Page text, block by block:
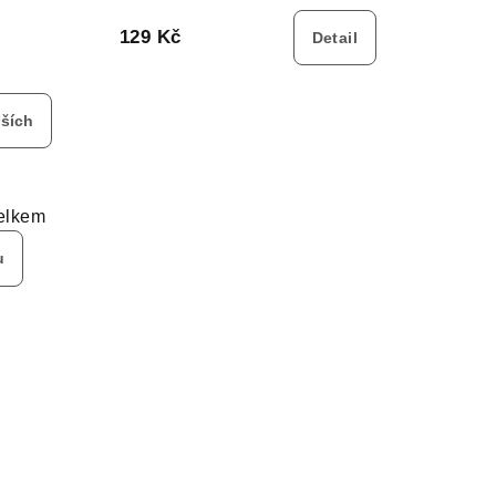
129 Kč Detail